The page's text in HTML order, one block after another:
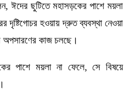
ঈদের ছুটিতে মহাসড়কের পাশে ময়লা
দৃষ্টিগোচর হওয়ায় দ্রুত ব্যবস্থা নেওয়া
অপসারণের কাজ চলছে।
পাশে ময়লা না ফেলে, সে বিষয়ে